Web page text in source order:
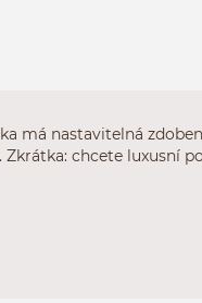
má nastavitelná
chcete luxusní